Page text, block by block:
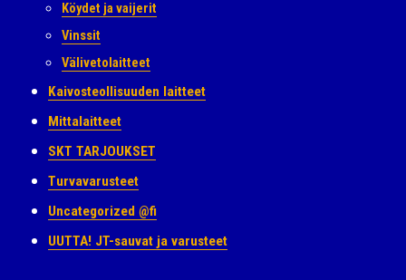
Köydet ja vaijerit
Vinssit
Välivetolaitteet
Kaivosteollisuuden laitteet
Mittalaitteet
SKT TARJOUKSET
Turvavarusteet
Uncategorized @fi
UUTTA! JT-sauvat ja varusteet